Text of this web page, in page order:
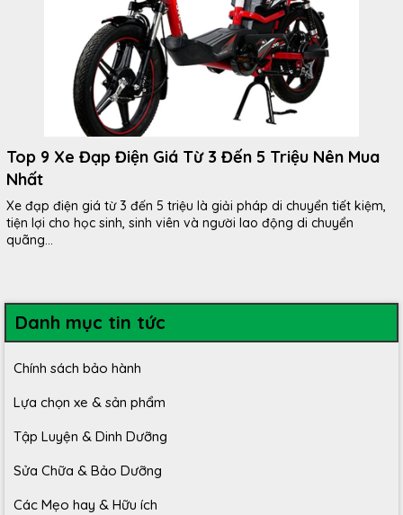
Top 9 Xe Đạp Điện Giá Từ 3 Đến 5 Triệu Nên Mua
Nhất
Xe đạp điện giá từ 3 đến 5 triệu là giải pháp di chuyển tiết kiệm,
tiện lợi cho học sinh, sinh viên và người lao động di chuyển
quãng...
Danh mục tin tức
Chính sách bảo hành
Lựa chọn xe & sản phẩm
Tập Luyện & Dinh Dưỡng
Sửa Chữa & Bảo Dưỡng
Các Mẹo hay & Hữu ích